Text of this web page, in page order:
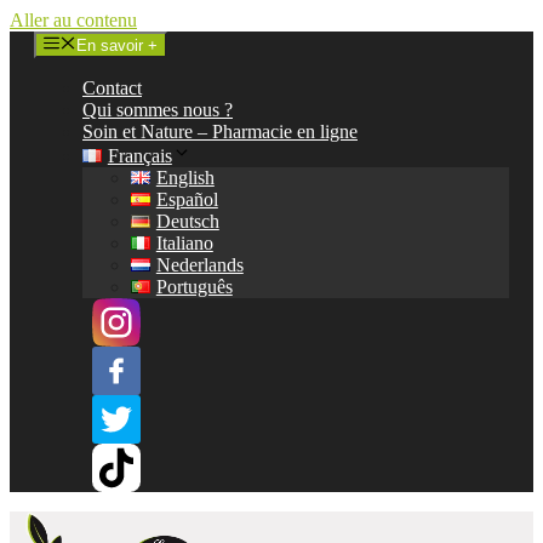
Aller au contenu
En savoir +
Contact
Qui sommes nous ?
Soin et Nature – Pharmacie en ligne
Français
English
Español
Deutsch
Italiano
Nederlands
Português